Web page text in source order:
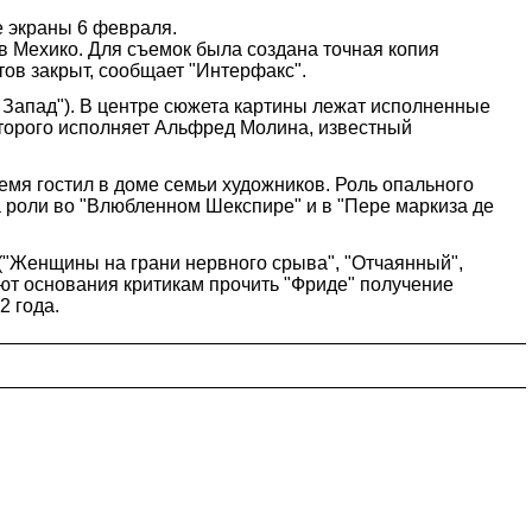
экраны 6 февраля.
Для съемок была создана точная копия
закрыт, сообщает "Интерфакс".
В центре сюжета картины лежат исполненные
исполняет Альфред Молина, известный
гостил в доме семьи художников. Роль опального
во "Влюбленном Шекспире" и в "Пере маркиза де
на грани нервного срыва", "Отчаянный",
основания критикам прочить "Фриде" получение
года.